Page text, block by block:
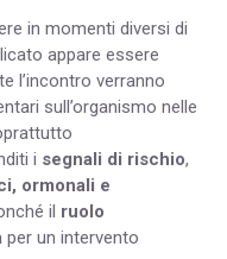
in momenti diversi di
appare essere
l’incontro verranno
sull’organismo nelle
i segnali di rischio,
ormonali e
il ruolo
per un intervento